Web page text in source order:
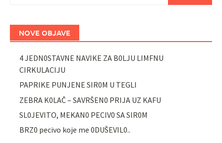
NOVE OBJAVE
4 JEDN0STAVNE NAVIKE ZA B0LJU LIMFNU
CIRKULACIJU
PAPRIKE PUNJENE SIR0M U TEGLI
ZEBRA K0LAČ – SAVRŠEN0 PRIJA UZ KAFU
SL0JEVITO, MEKAN0 PECIV0 SA SIR0M
BRZ0 pecivo koje me 0DUŠEVIL0..